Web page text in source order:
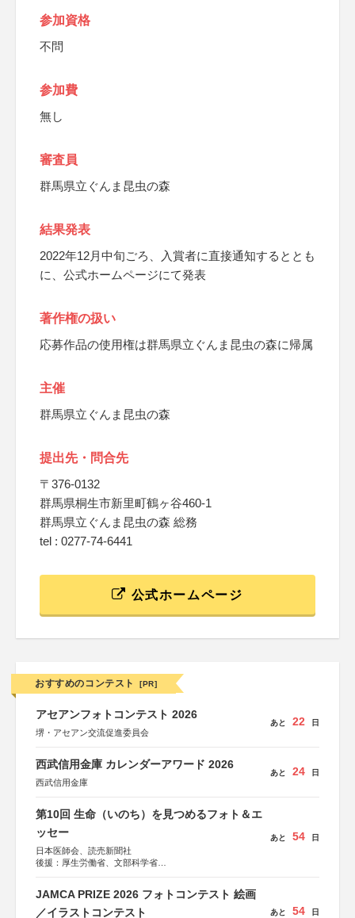
参加資格
不問
参加費
無し
審査員
群馬県立ぐんま昆虫の森
結果発表
2022年12月中旬ごろ、入賞者に直接通知するととも
に、公式ホームページにて発表
著作権の扱い
応募作品の使用権は群馬県立ぐんま昆虫の森に帰属
主催
群馬県立ぐんま昆虫の森
提出先・問合先
〒376-0132
群馬県桐生市新里町鶴ヶ谷460-1
群馬県立ぐんま昆虫の森 総務
tel : 0277-74-6441
公式ホームページ
おすすめのコンテスト [PR]
アセアンフォトコンテスト 2026
堺・アセアン交流促進委員会
あと 22 日
西武信用金庫 カレンダーアワード 2026
西武信用金庫
あと 24 日
第10回 生命（いのち）を見つめるフォト＆エ
ッセー
日本医師会、読売新聞社
後援：厚生労働省、文部科学省
あと 54 日
JAMCA PRIZE 2026 フォトコンテスト 絵画
／イラストコンテスト
あと 54 日